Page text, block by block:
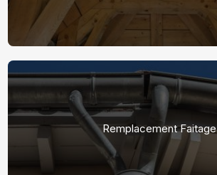
Remplacement Faitage